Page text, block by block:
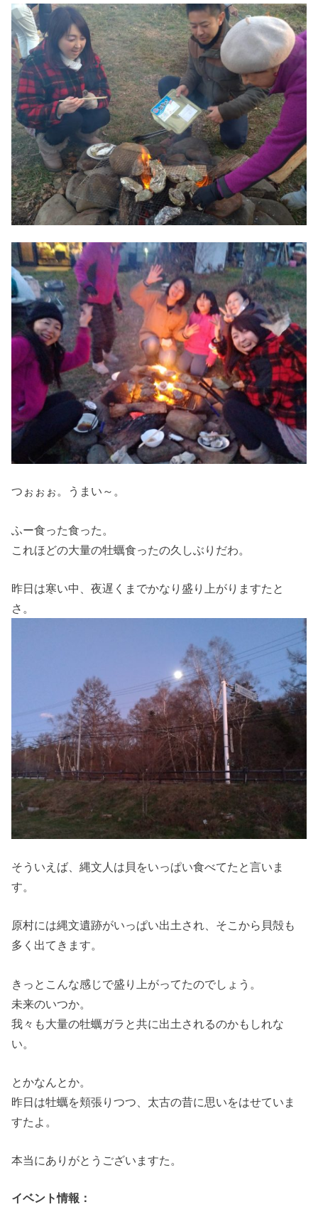
つぉぉぉ。うまい～。
ふー食った食った。
これほどの大量の牡蠣食ったの久しぶりだわ。
昨日は寒い中、夜遅くまでかなり盛り上がりますたと
さ。
そういえば、縄文人は貝をいっぱい食べてたと言いま
す。
原村には縄文遺跡がいっぱい出土され、そこから貝殻も
多く出てきます。
きっとこんな感じで盛り上がってたのでしょう。
未来のいつか。
我々も大量の牡蠣ガラと共に出土されるのかもしれな
い。
とかなんとか。
昨日は牡蠣を頬張りつつ、太古の昔に思いをはせていま
すたよ。
本当にありがとうございますた。
イベント情報：